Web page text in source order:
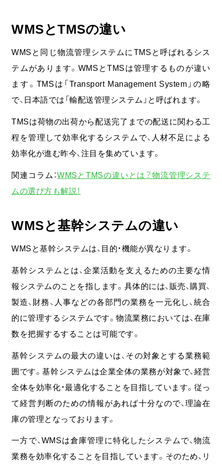
WMSとTMSの違い
WMSと同じ物流管理システムにTMSと呼ばれるシス
テムがあります。WMSとTMSは管理するものが違い
ます。TMSは「Transport Management System」の略
で、日本語では「輸配送管理システム」と呼ばれます。
TMSは荷物の出荷から配送完了までの配送に関わる工
程を管理して効率化するシステムで、人材不足による
効率化が進む昨今、注目を集めています。
関連コラム：WMSとTMSの違いとは？物流管理システ
ムの選び方も解説！
WMSと基幹システムの違い
WMSと基幹システムは、目的・機能が異なります。
基幹システムとは、企業活動を支えるための主要な情
報システムのことを指します。具体的には、販売、購買、
製造、財務、人事などの各部門の業務を一元化し、統合
的に管理するシステムです。物流業務においては、在庫
数を把握するすることは可能です。
基幹システムの最大の違いは、その対象とする業務範
囲です。基幹システムは企業全体の業務が対象で、経営
全体を効率化・最適化することを目指しています。従っ
て経営判断のための情報があれば十分なので、理論在
庫の管理となっております。
一方で、WMSは倉庫管理に特化したシステムで、物流
業務を効率化することを目指しています。そのため、リ